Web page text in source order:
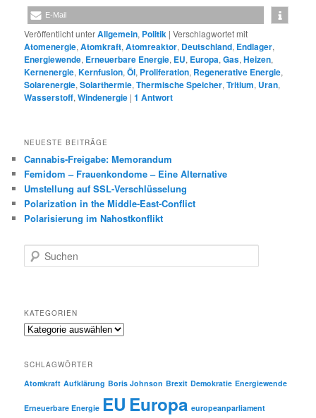
E-Mail
Veröffentlicht unterAllgemein, Politik |Verschlagwortet mit
Atomenergie,Atomkraft,Atomreaktor, Deutschland, Endlager,
Energiewende, Erneuerbare Energie, EU, Europa,Gas,Heizen,
Kernenergie,Kernfusion,Öl, Proliferation, Regenerative Energie,
Solarenergie,Solarthermie,Thermische Speicher,Tritium, Uran,
Wasserstoff,Windenergie |1 Antwort
NEUESTE BEITRÄGE
Cannabis-Freigabe: Memorandum
Femidom – Frauenkondome – Eine Alternative
Umstellung auf SSL-Verschlüsselung
Polarization in the Middle-East-Conflict
Polarisierung im Nahostkonflikt
u
n
KATEGORIEN
Kategorien
SCHLAGWÖRTER
Atomkraft Aufklärung Boris Johnson Brexit Demokratie Energiewende
Erneuerbare Energie EU Europa europeanparliament